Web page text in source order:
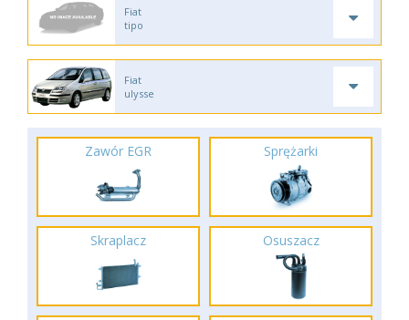
Fiat
tipo
Fiat
ulysse
Zawór EGR Sprężarki
Skraplacz Osuszacz